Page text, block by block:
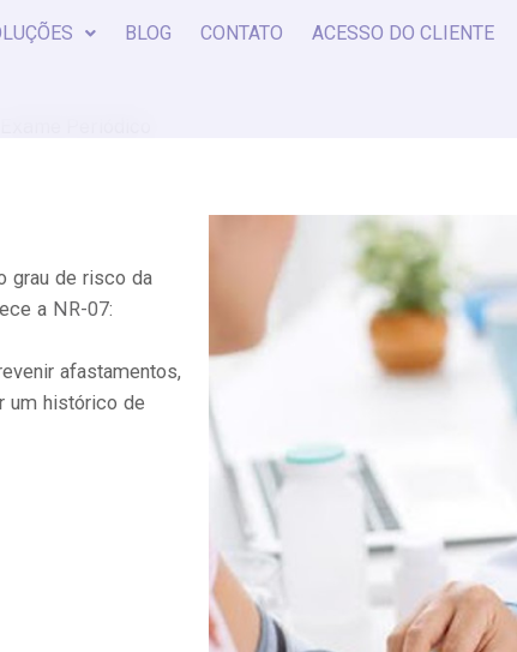
BLOG CONTATO ACESSO DO CLIENTE
grau de risco da
a NR-07:
afastamentos,
um histórico de